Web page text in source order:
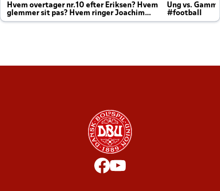
Hvem overtager nr.10 efter Eriksen? Hvem
glemmer sit pas? Hvem ringer Joachim
altid til efter kampe?
Ung vs.
#football